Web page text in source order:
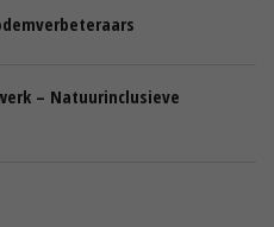
– Natuurinclusieve